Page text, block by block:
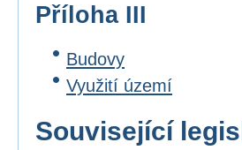
Příloha III
Budovy
Využití území
Související